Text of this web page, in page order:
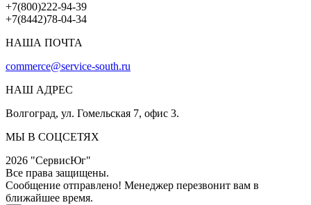
+7(800)222-94-39
+7(8442)78-04-34
НАША ПОЧТА
commerce@service-south.ru
НАШ АДРЕС
Волгоград, ул. Гомельская 7, офис 3.
МЫ В СОЦСЕТЯХ
2026 "СервисЮг"
Все права защищены.
Сообщение отправлено! Менеджер перезвонит вам в
ближайшее время.